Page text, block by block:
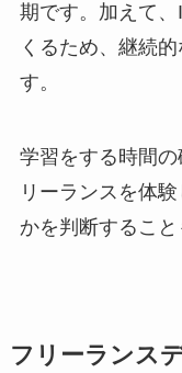
期です。加えて
くるため、継続
す。
学習をする時間
リーランスを体
かを判断すること
フリーランス